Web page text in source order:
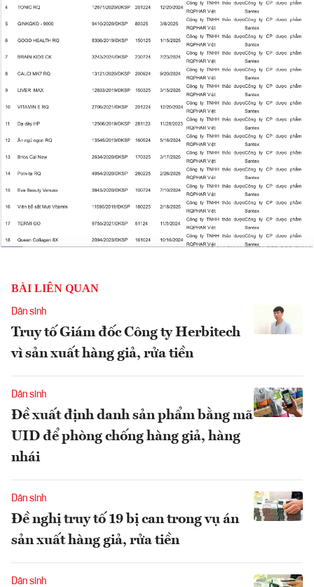
BÀI LIÊN QUAN
Dân sinh
Truy tố Giám đốc Công ty Herbitech
vì sản xuất hàng giả, rửa tiền
Dân sinh
Đề xuất định danh sản phẩm bằng mã
UID để phòng chống hàng giả, hàng
nhái
Dân sinh
Đề nghị truy tố 19 bị can trong vụ án
sản xuất hàng giả, rửa tiền
Dân sinh